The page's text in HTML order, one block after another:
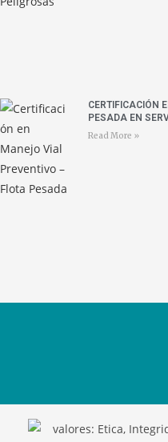
CERTIFICACIÓN
PESADA EN
Read More »